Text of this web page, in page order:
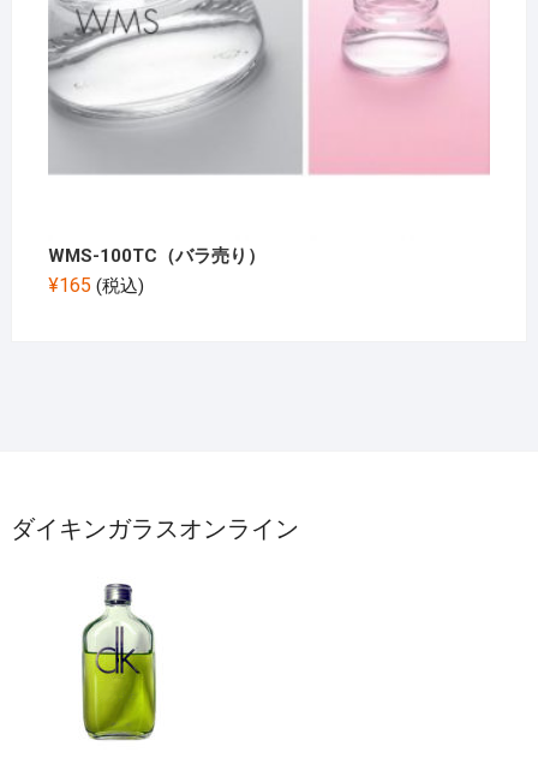
WMS-100TC（バラ売り）
¥165 (税込)
ダイキンガラスオンライン